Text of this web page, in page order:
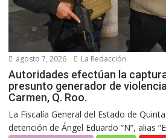
agosto 7, 2026 La Redacción
Autoridades efectúan la captura
presunto generador de violencia
Carmen, Q. Roo.
La Fiscalía General del Estado de
detención de Ángel Eduardo “N”, alias